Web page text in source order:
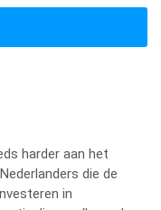
harder aan het
die de
in